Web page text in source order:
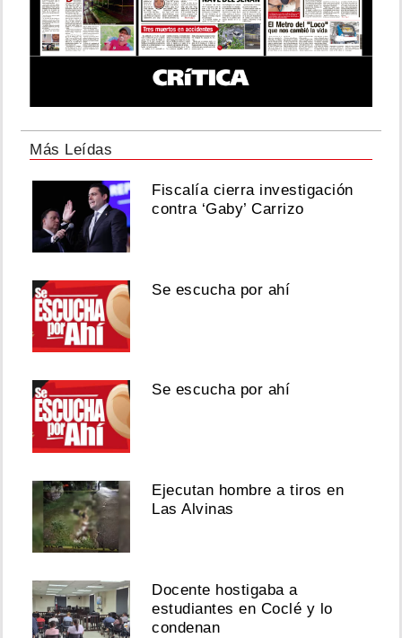
Más Leídas
Fiscalía cierra investigación
contra ‘Gaby’ Carrizo
Se escucha por ahí
Se escucha por ahí
Ejecutan hombre a tiros en
Las Alvinas
Docente hostigaba a
estudiantes en Coclé y lo
condenan